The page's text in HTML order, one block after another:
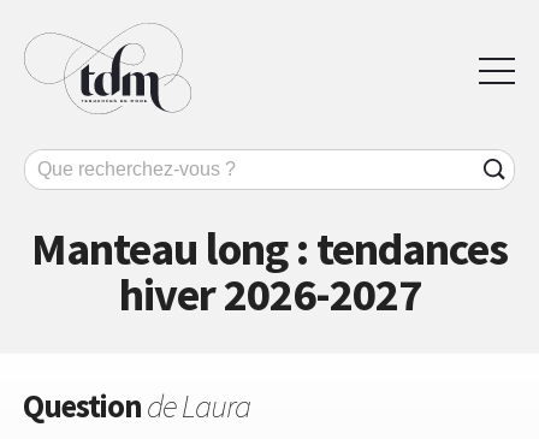
Manteau long : tendances
hiver 2026-2027
Questionde Laura